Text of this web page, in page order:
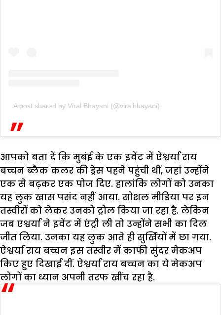
A post shared by Viral Bhayani (@viralbhayani)
आपको बता दें कि मुबंई के एक इवेंट में ऐश्वर्या राय
बच्चन ब्लैक कलर की ड्रेस पहने पहुंची थीं, जहां उन्होंने
एक से बढ़कर एक पोज दिए. हालांकि लोगों को उनका
यह लुक खास पसंद नहीं आया. सोशल मीडिया पर इन
तस्वीरों को लेकर उनको ट्रोल किया जा रहा है. लेकिन
जब एश्वर्या ने इवेंट में एंट्री ली तो उन्होंने सभी का दिल
जीत लिया. उनका यह लुक आते ही सुर्खियों में छा गया.
ऐश्वर्या राय बच्चन इस तस्वीर में काफी सुंदर मेकअप
किए हुए दिखाई दीं. ऐश्वर्या राय बच्चन का ये मेकअप
लोगों का ध्यान अपनी तरफ खींच रहा है.